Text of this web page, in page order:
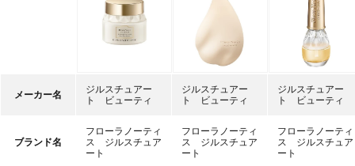
メーカー名
ジルスチュアー
ト ビューティ
ジルスチュアー
ト ビューティ
ジルスチュアー
ト ビューティ
ブランド名
フローラノーティ
ス ジルスチュア
ート
フローラノーティ
ス ジルスチュア
ート
フローラノーティ
ス ジルスチュア
ート